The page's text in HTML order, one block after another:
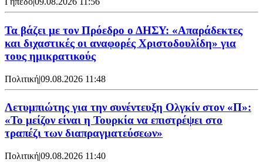
Τα βάζει με τον Πρόεδρο ο ΔΗΣΥ: «Απαράδεκτες
και διχαστικές οι αναφορές Χριστοδουλίδη» για
τους ημικρατικούς
Πολιτική|09.08.2026 11:48
Λετυμπιώτης για την συνέντευξη Ολγκίν στον «Π»:
«Το μείζον είναι η Τουρκία να επιστρέψει στο
τραπέζι των διαπραγματεύσεων»
Πολιτική|09.08.2026 11:40